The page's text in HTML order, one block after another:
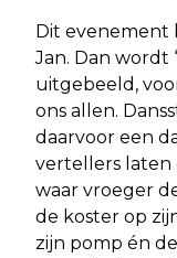
Dit evenement
Jan. Dan wordt
uitgebeeld,
ons allen.
daarvoor een
vertellers laten
waar vroeger
de koster op
zijn pomp én